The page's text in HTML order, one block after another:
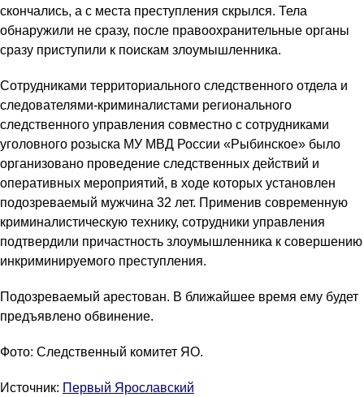
скончались, а с места преступления скрылся. Тела
обнаружили не сразу, после правоохранительные органы
сразу приступили к поискам злоумышленника.
Сотрудниками территориального следственного отдела и
следователями-криминалистами регионального
следственного управления совместно с сотрудниками
уголовного розыска МУ МВД России «Рыбинское» было
организовано проведение следственных действий и
оперативных мероприятий, в ходе которых установлен
подозреваемый мужчина 32 лет. Применив современную
криминалистическую технику, сотрудники управления
подтвердили причастность злоумышленника к совершению
инкриминируемого преступления.
Подозреваемый арестован. В ближайшее время ему будет
предъявлено обвинение.
Фото: Следственный комитет ЯО.
Источник: Первый Ярославский